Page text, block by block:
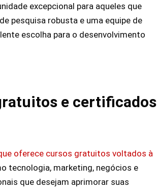
excepcional para aqueles que
pesquisa robusta e uma equipe de
escolha para o desenvolvimento
e certificados
oferece cursos gratuitos voltados à
tecnologia, marketing, negócios e
que desejam aprimorar suas